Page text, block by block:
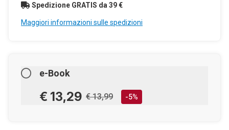
Spedizione GRATIS da 39 €
Maggiori informazioni sulle spedizioni
e-Book
€ 13,29 € 13,99 -5%